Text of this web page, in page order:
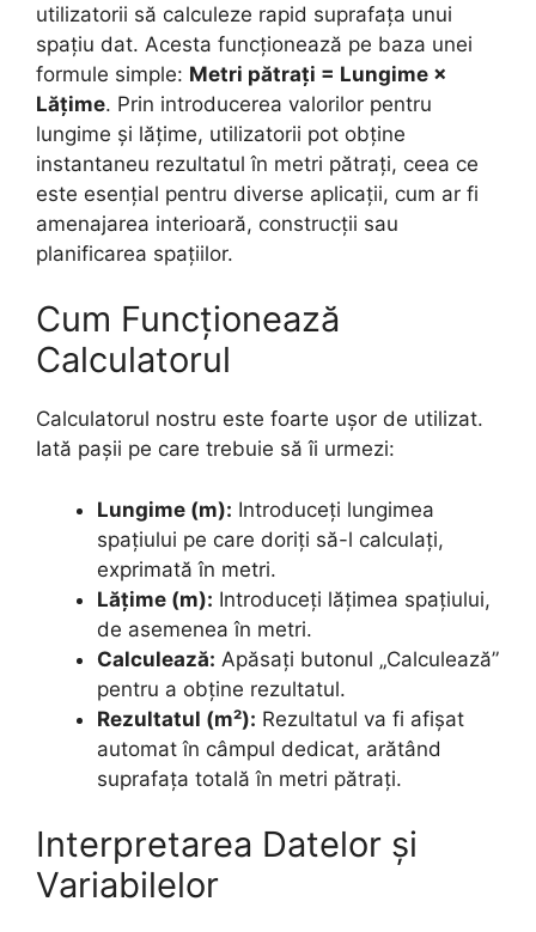
utilizatorii să calculeze rapid suprafața unui
spațiu dat. Acesta funcționează pe baza unei
formule simple: Metri pătrați = Lungime ×
Lățime. Prin introducerea valorilor pentru
lungime și lățime, utilizatorii pot obține
instantaneu rezultatul în metri pătrați, ceea ce
este esențial pentru diverse aplicații, cum ar fi
amenajarea interioară, construcții sau
planificarea spațiilor.
Cum Funcționează
Calculatorul
Calculatorul nostru este foarte ușor de utilizat.
Iată pașii pe care trebuie să îi urmezi:
Lungime (m): Introduceți lungimea
spațiului pe care doriți să-l calculați,
exprimată în metri.
Lățime (m): Introduceți lățimea spațiului,
de asemenea în metri.
Calculează: Apăsați butonul „Calculează”
pentru a obține rezultatul.
Rezultatul (m²): Rezultatul va fi afișat
automat în câmpul dedicat, arătând
suprafața totală în metri pătrați.
Interpretarea Datelor și
Variabilelor